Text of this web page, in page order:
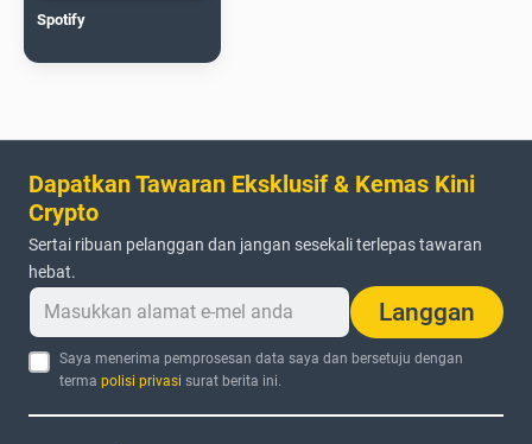
Spotify
Dapatkan Tawaran Eksklusif & Kemas Kini
Crypto
Sertai ribuan pelanggan dan jangan sesekali terlepas tawaran
hebat.
Langgan
Saya menerima pemprosesan data saya dan bersetuju dengan
termapolisi privasi surat berita ini.